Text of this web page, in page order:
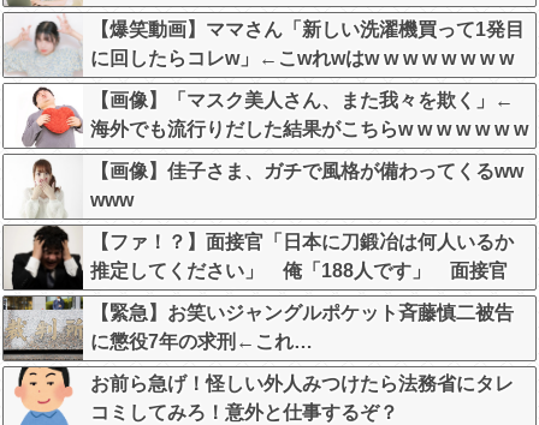
【爆笑動画】ママさん「新しい洗濯機買って1発目
に回したらコレw」←こwれwはw w w w w w w w
w w
【画像】「マスク美人さん、また我々を欺く」←
海外でも流行りだした結果がこちらw w w w w w w
【画像】佳子さま、ガチで風格が備わってくるww
www
【ファ！？】面接官「日本に刀鍛冶は何人いるか
推定してください」 俺「188人です」 面接官
「どういう風に考えましたか？」 俺「知ってま
した」→この後『こう』なったんだがマジで納得
いかない！！！！！
【緊急】お笑いジャングルポケット斉藤慎二被告
に懲役7年の求刑←これ…
お前ら急げ！怪しい外人みつけたら法務省にタレ
コミしてみろ！意外と仕事するぞ？